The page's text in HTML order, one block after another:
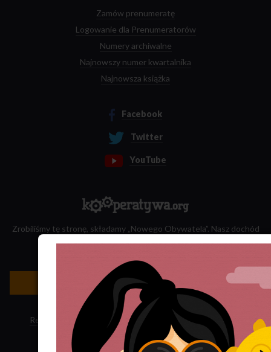
Zamów prenumeratę
Logowanie dla Prenumeratorów
Numery archiwalne
Najnowszy numer kwartalnika
Najnowsza książka
Facebook
Twitter
YouTube
Zrobiliśmy tę stronę, składamy „Nowego Obywatela”. Nasz dochód
Newsletter »
Regulamin sklepu Polityka ciasteczek · Subskrypcja RSS